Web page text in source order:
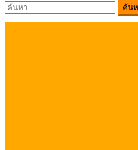
ค้นหา
สำหรับ: